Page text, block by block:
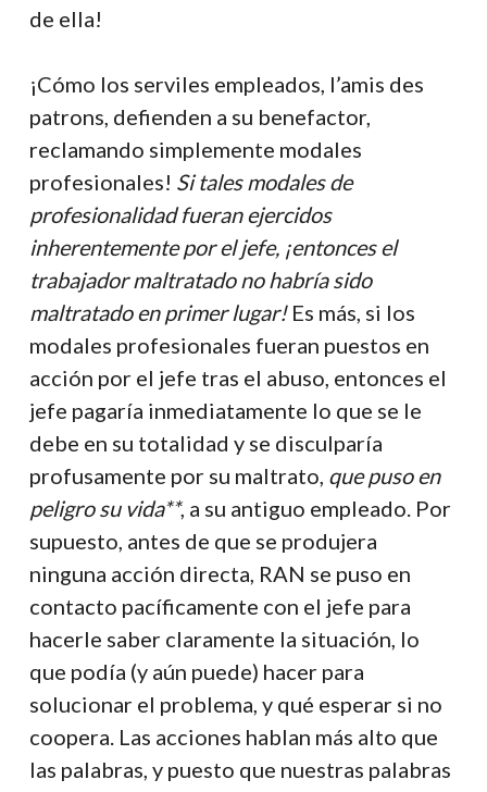
de ella!
¡Cómo los serviles empleados, l’amis des
patrons, defienden a su benefactor,
reclamando simplemente modales
profesionales! Si tales modales de
profesionalidad fueran ejercidos
inherentemente por el jefe, ¡entonces el
trabajador maltratado no habría sido
maltratado en primer lugar!Es más, si los
modales profesionales fueran puestos en
acción por el jefe tras el abuso, entonces el
jefe pagaría inmediatamente lo que se le
debe en su totalidad y se disculparía
profusamente por su maltrato, que puso en
peligro su vida**, a su antiguo empleado. Por
supuesto, antes de que se produjera
ninguna acción directa, RAN se puso en
contacto pacíficamente con el jefe para
hacerle saber claramente la situación, lo
que podía (y aún puede) hacer para
solucionar el problema, y qué esperar si no
coopera. Las acciones hablan más alto que
las palabras, y puesto que nuestras palabras